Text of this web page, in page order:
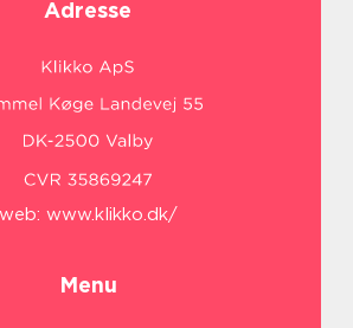
Adresse
web: www.klikko.dk/
Menu